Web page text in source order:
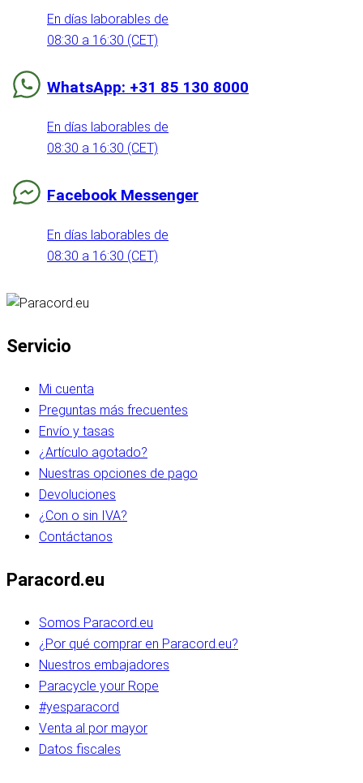
En días laborables de
08:30 a 16:30 (CET)
WhatsApp: +31 85 130 8000
En días laborables de
08:30 a 16:30 (CET)
Facebook Messenger
En días laborables de
08:30 a 16:30 (CET)
Servicio
Mi cuenta
Preguntas más frecuentes
Envío y tasas
¿Artículo agotado?
Nuestras opciones de pago
Devoluciones
¿Con o sin IVA?
Contáctanos
Paracord.eu
Somos Paracord.eu
¿Por qué comprar en Paracord.eu?
Nuestros embajadores
Paracycle your Rope
#yesparacord
Venta al por mayor
Datos fiscales